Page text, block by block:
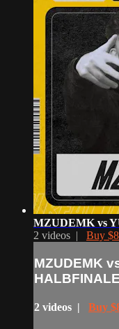
MZUDEMK vs
2 videos | Buy $8
MZUDEMK
HALBFINALE
2 videos | Buy